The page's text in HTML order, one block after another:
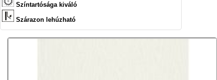
Színtartósága kiváló
Szárazon lehúzható